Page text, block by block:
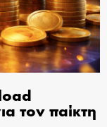
τον παίκτη